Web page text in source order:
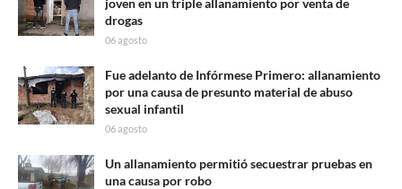
drogas
06 agosto
Fue adelanto de Infórmese Primero: allanamiento
por una causa de presunto material de abuso
sexual infantil
06 agosto
Un allanamiento permitió secuestrar pruebas en
una causa por robo